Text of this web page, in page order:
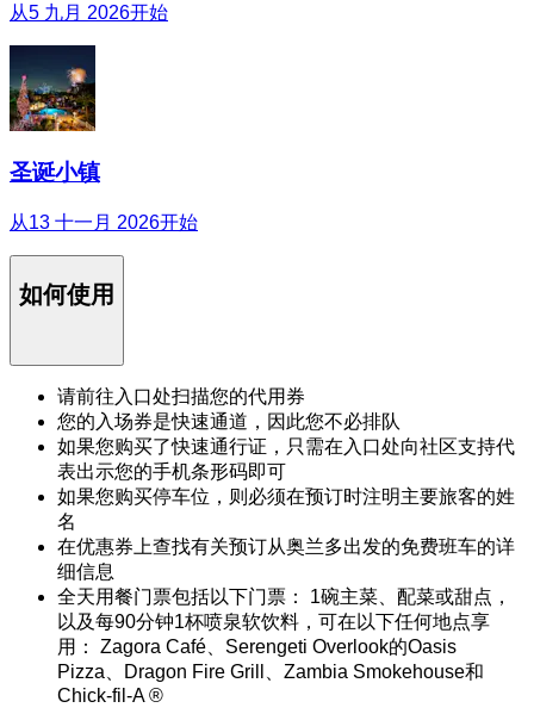
从5 九月 2026开始
圣诞小镇
从13 十一月 2026开始
如何使用
请前往入口处扫描您的代用券
您的入场券是快速通道，因此您不必排队
如果您购买了快速通行证，只需在入口处向社区支持代
表出示您的手机条形码即可
如果您购买停车位，则必须在预订时注明主要旅客的姓
名
在优惠券上查找有关预订从奥兰多出发的免费班车的详
细信息
全天用餐门票包括以下门票： 1碗主菜、配菜或甜点，
以及每90分钟1杯喷泉软饮料，可在以下任何地点享
用： Zagora Café、Serengeti Overlook的Oasis
Pizza、Dragon Fire Grill、Zambia Smokehouse和
Chick-fil-A ®